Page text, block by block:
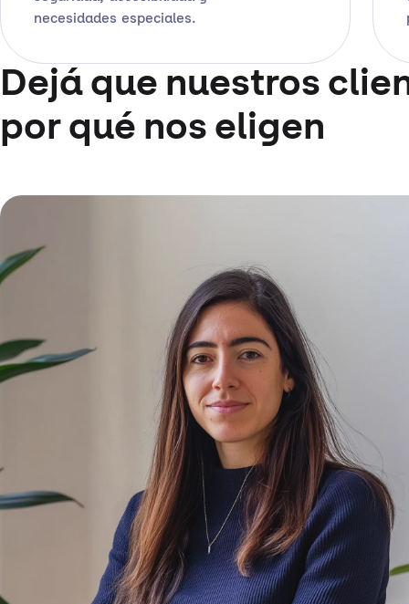
necesidades especiales.
Dejá que nuestros
por qué nos eligen